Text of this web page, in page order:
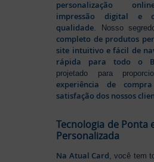
personalização
impressão digital e
qualidade . Nosso
completo de produtos
site intuitivo e fácil de
rápida para todo o
projetado para
experiência de
satisfação dos nossos
Tecnologia de Ponta
Personalizada
Na Atual Card, você tem